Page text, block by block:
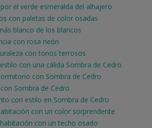
el verde esmeralda del alhajero
con paletas de color osadas
blanco de los blancos
con rosa neón
con tonos terrosos
con una cálida Sombra de Cedro
con Sombra de Cedro
Sombra de Cedro
con estilo en Sombra de Cedro
con un color sorprendente
con un techo osado